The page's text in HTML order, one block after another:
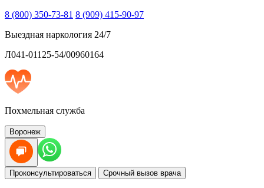
8 (800) 350-73-81 8 (909) 415-90-97
Выездная наркология 24/7
Л041-01125-54/00960164
Похмельная служба
Воронеж
Проконсультироваться Срочный вызов врача